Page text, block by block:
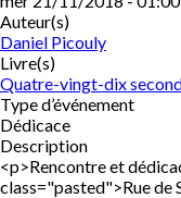
Auteur(s)
Daniel Picouly
Livre(s)
Quatre-vingt-dix
Type d’événement
Dédicace
Description
<p>Rencontre et
class="pasted">Rue